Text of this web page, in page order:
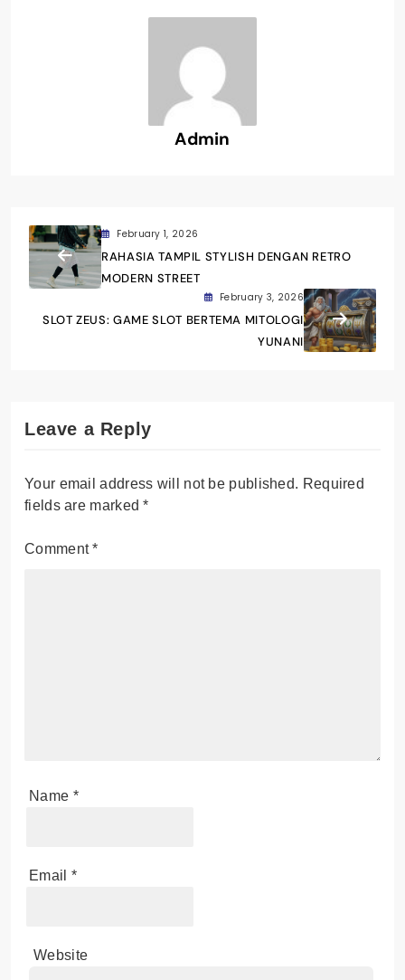
Admin
February 1, 2026
RAHASIA TAMPIL STYLISH DENGAN RETRO
MODERN STREET
February 3, 2026
SLOT ZEUS: GAME SLOT BERTEMA MITOLOGI
YUNANI
Leave a Reply
Your email address will not be published. Required
fields are marked*
Comment*
Name *
Email *
Website